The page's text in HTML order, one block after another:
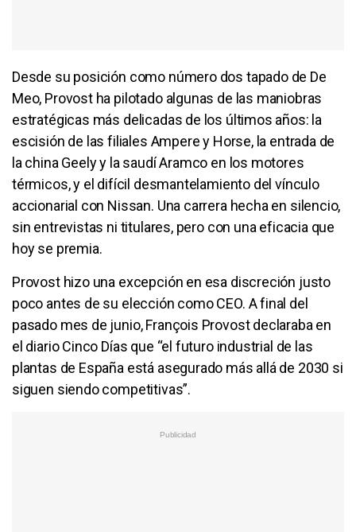
Desde su posición como número dos tapado de De
Meo, Provost ha pilotado algunas de las maniobras
estratégicas más delicadas de los últimos años: la
escisión de las filiales Ampere y Horse, la entrada de
la china Geely y la saudí Aramco en los motores
térmicos, y el difícil desmantelamiento del vínculo
accionarial con Nissan. Una carrera hecha en silencio,
sin entrevistas ni titulares, pero con una eficacia que
hoy se premia.
Provost hizo una excepción en esa discreción justo
poco antes de su elección como CEO. A final del
pasado mes de junio, François Provost declaraba en
el diario Cinco Días que “el futuro industrial de las
plantas de España está asegurado más allá de 2030 si
siguen siendo competitivas”.